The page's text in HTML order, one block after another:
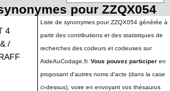
pour ZZQX054
4
/
Liste de synonymes pour ZZQX054 générée à
partir des contributions et des statistiques de
recherches des codeurs et codeuses sur
AideAuCodage.fr. Vous pouvez participer en
proposant d'autres noms d'acte (dans la case
ci-dessus), voire en envoyant vos thésaurus